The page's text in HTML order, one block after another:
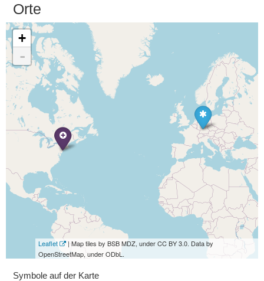
Orte
+
-
Leaflet
| Map tiles by BSB MDZ, under CC BY 3.0. Data by
OpenStreetMap, under ODbL.
Symbole auf der Karte